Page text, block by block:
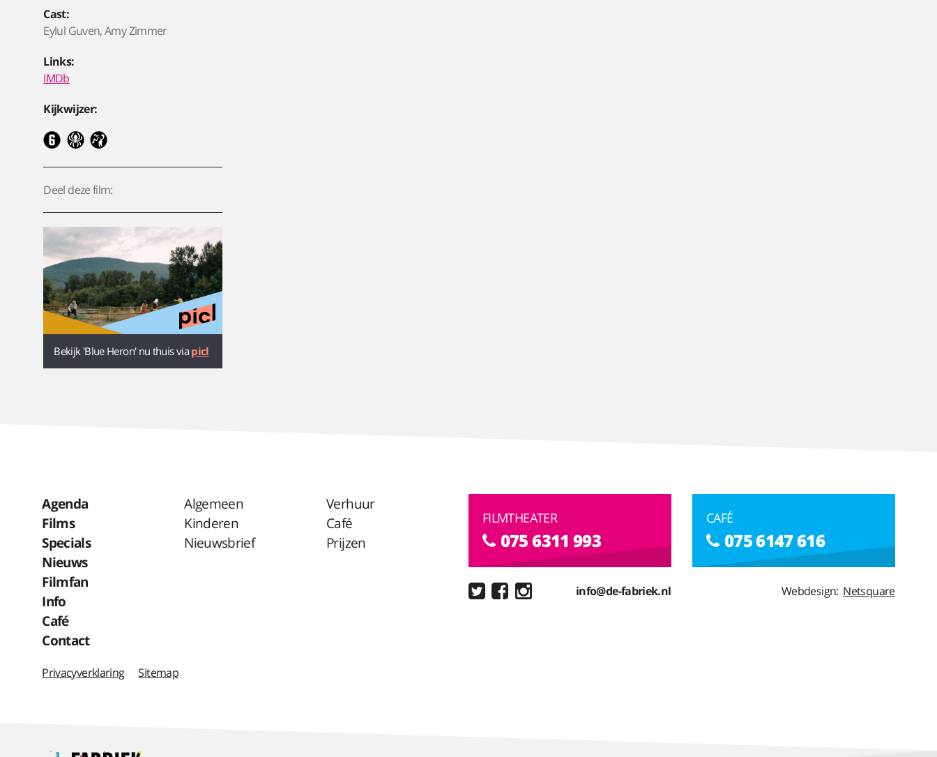
Cast:
Eylul Guven, Amy Zimmer
Links:
IMDb
Kijkwijzer:
Deel deze film:
Bekijk 'Blue Heron' nu thuis viapicl
Agenda
Films
Specials
Nieuws
Filmfan
Info
Café
Contact
Algemeen
Verhuur
Kinderen
Café
Nieuwsbrief
Prijzen
Privacyverklaring Sitemap
FILMTHEATER
075 6311 993
CAFÉ
075 6147 616
info@de-fabriek.nl Webdesign: Netsquare